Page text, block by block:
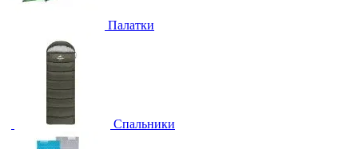
Палатки
Спальники